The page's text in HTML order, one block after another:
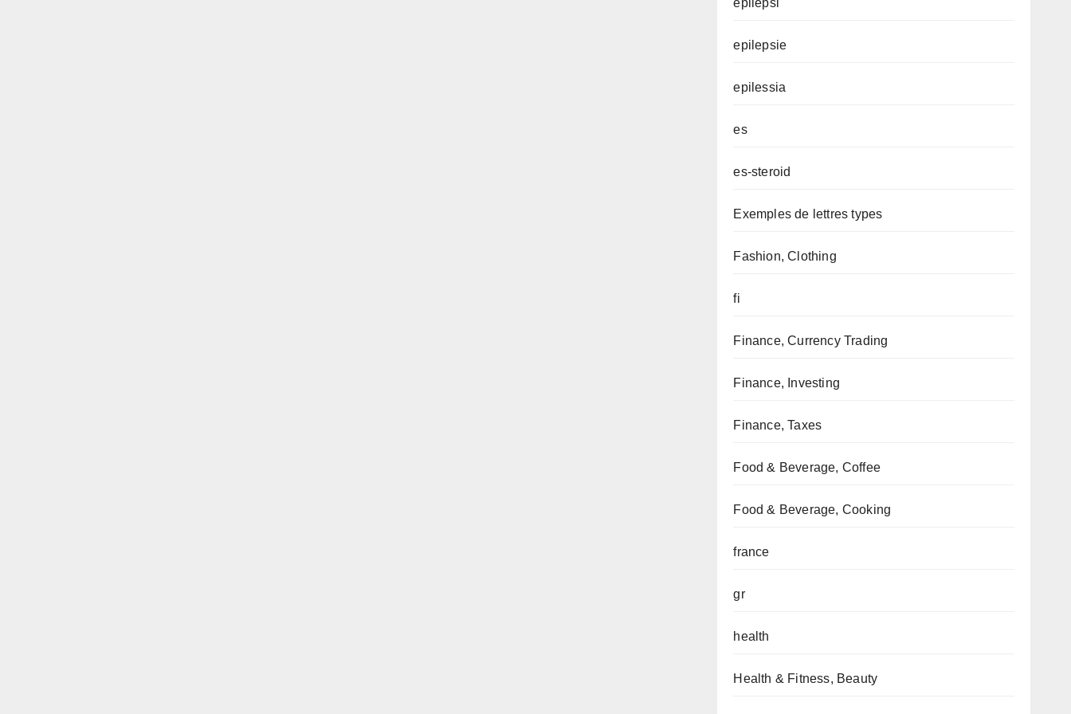
epilepsi
epilepsie
epilessia
es
es-steroid
Exemples de lettres types
Fashion, Clothing
fi
Finance, Currency Trading
Finance, Investing
Finance, Taxes
Food & Beverage, Coffee
Food & Beverage, Cooking
france
gr
health
Health & Fitness, Beauty